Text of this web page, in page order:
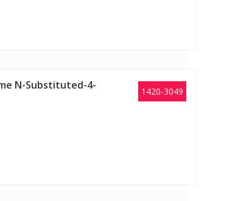
1420-3049
N-Substituted-4-